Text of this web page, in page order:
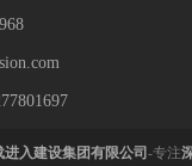
进入建设集团有限公司-专注